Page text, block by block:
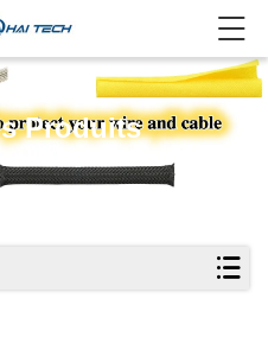
Produits